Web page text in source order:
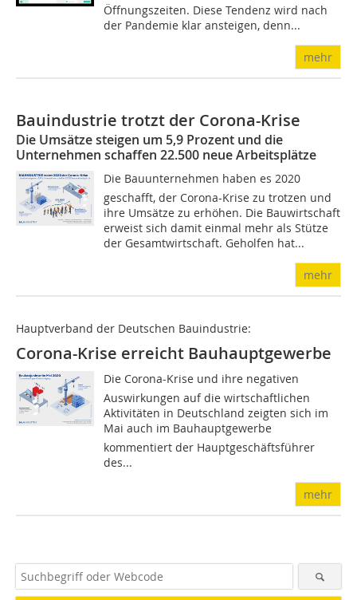
Öffnungszeiten. Diese Tendenz wird nach
der Pandemie klar ansteigen, denn...
mehr
Bauindustrie trotzt der Corona-Krise
Die Umsätze steigen um 5,9 Prozent und die
Unternehmen schaffen 22.500 neue Arbeitsplätze
Die Bauunternehmen haben es 2020
geschafft, der Corona-Krise zu trotzen und
ihre Umsätze zu erhöhen. Die Bauwirtschaft
erweist sich damit einmal mehr als Stütze
der Gesamtwirtschaft. Geholfen hat...
mehr
Hauptverband der Deutschen Bauindustrie:
Corona-Krise erreicht Bauhauptgewerbe
Die Corona-Krise und ihre negativen
Auswirkungen auf die wirtschaftlichen
Aktivitäten in Deutschland zeigten sich im
Mai auch im Bauhauptgewerbe
kommentiert der Hauptgeschäftsführer
des...
mehr